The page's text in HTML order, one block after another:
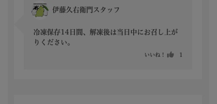
伊藤久右衛門スタッフ
冷凍保存14日間、解凍後は当日中にお召し上が
りください。
いいね！ 1